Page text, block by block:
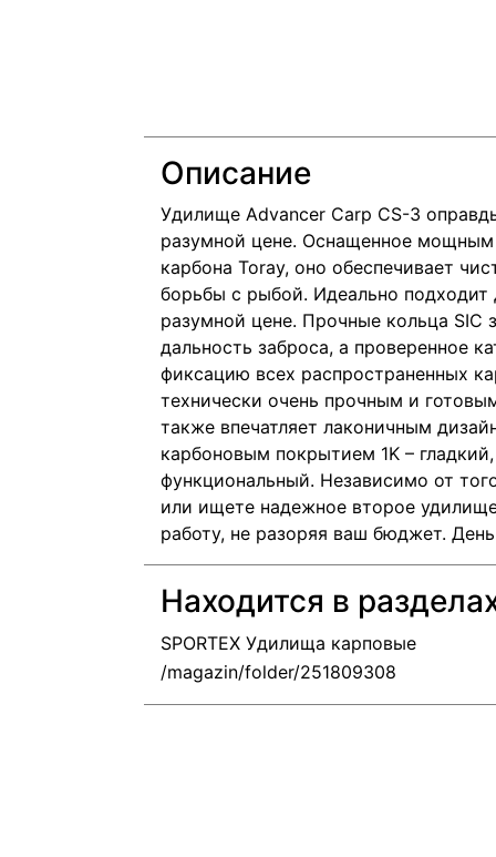
Описание
Удилище Advancer Carp CS-3
разумной цене. Оснащенное мощным
карбона Toray, оно обеспечивает
борьбы с рыбой. Идеально
разумной цене. Прочные кольца
дальность заброса, а проверенное
фиксацию всех распространенных
технически очень прочным и
также впечатляет лаконичным
карбоновым покрытием 1K –
функциональный. Независимо от
или ищете надежное второе
работу, не разоряя ваш бюджет.
Находится в
SPORTEX Удилища карповые